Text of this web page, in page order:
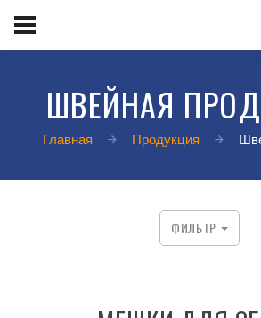
ШВЕЙНАЯ
Главная Продукция
ФИЛЬТР